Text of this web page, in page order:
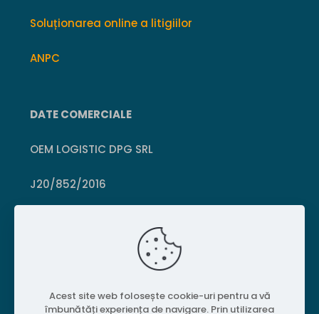
Soluționarea online a litigiilor
ANPC
DATE COMERCIALE
OEM LOGISTIC DPG SRL
J20/852/2016
Crișcior, Hunedoara
Acest site web folosește cookie-uri pentru a vă
îmbunătăți experiența de navigare. Prin utilizarea